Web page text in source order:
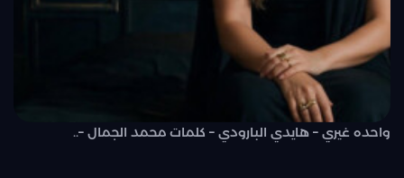
واحده غيري – هايدي البارودي – كلمات محمد الجمال –..